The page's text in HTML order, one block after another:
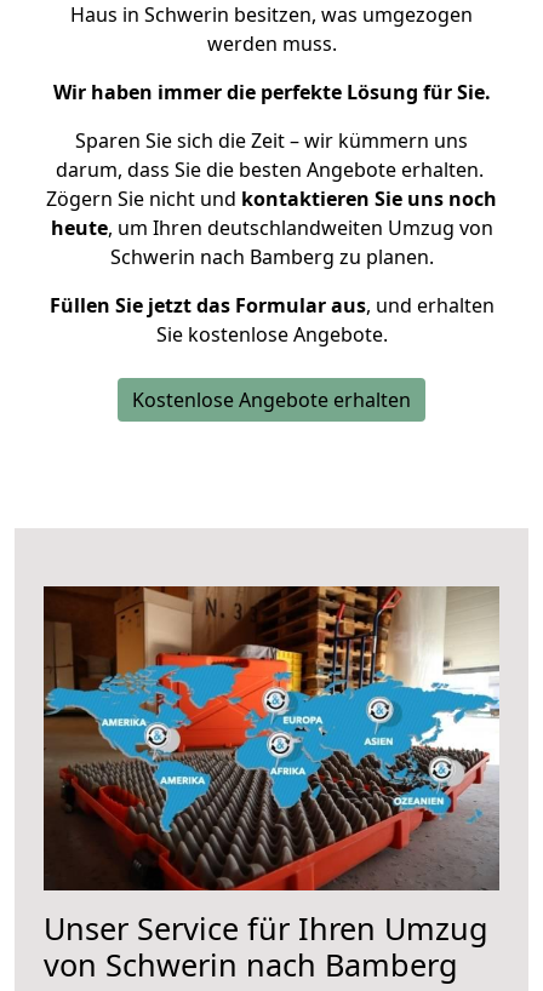
Haus in Schwerin besitzen, was umgezogen
werden muss.
Wir haben immer die perfekte Lösung für Sie.
Sparen Sie sich die Zeit – wir kümmern uns
darum, dass Sie die besten Angebote erhalten.
Zögern Sie nicht und kontaktieren Sie uns noch
heute, um Ihren deutschlandweiten Umzug von
Schwerin nach Bamberg zu planen.
Füllen Sie jetzt das Formular aus, und erhalten
Sie kostenlose Angebote.
Kostenlose Angebote erhalten
Unser Service für Ihren Umzug
von Schwerin nach Bamberg